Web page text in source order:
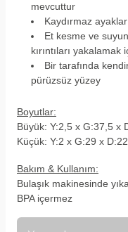
mevcuttur
Kaydırmaz
Et kesme ve
kırıntıları yakalamak
Bir tarafında
pürüzsüz yüzey
Boyutlar:
Büyük: Y:2,5 x G:37,5 x
Küçük: Y:2 x G:29 x
Bakım & Kullanım:
Bulaşık makinesinde
BPA içermez